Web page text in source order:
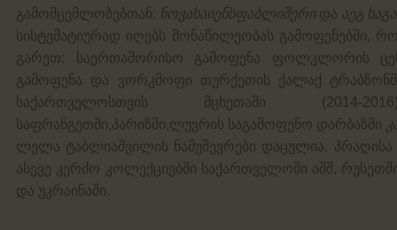
გამომცემლობებთან: ნოვასაიენსფაბლიშერი და აეგ
სისტემატიურად იღებს მონაწილეობას
გარეთ: საერთაშორისო გამოფენა ფოლკლორის
გამოფენა და ვორკშოფი თურქეთის ქალაქ
საქართველოსთვის მცხეთაში (2014-
საფრანგეთში,პარიზში,ლუვრის საგამოფენო დარბაზში
ლელა ტაბლიაშვილის ნამუშევრები დაცულია,
ასევე კერძო კოლექციებში საქართველოში აშშ,
და უკრაინაში.